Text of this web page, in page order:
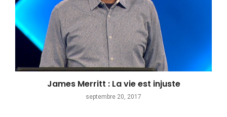
James Merritt : La vie est injuste
septembre 20, 2017